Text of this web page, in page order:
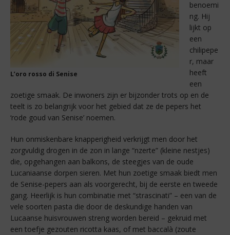
L’oro rosso di Senise
benoemi
ng. Hij
lijkt op
een
chilipepe
r, maar
heeft
een
zoetige smaak. De inwoners zijn er bijzonder trots op en de
teelt is zo belangrijk voor het gebied dat ze de pepers het
‘rode goud van Senise’ noemen.
Hun onmiskenbare knapperigheid verkrijgt men door het
zorgvuldig drogen in de zon in lange “nzerte” (kleine nestjes)
die, opgehangen aan balkons, de steegjes van de oude
Lucaniaanse dorpen sieren. Met hun zoetige smaak biedt men
de Senise-pepers aan als voorgerecht, bij de eerste en tweede
gang. Heerlijk is hun combinatie met “strascinati” – een van de
vele soorten pasta die door de deskundige handen van
Lucaanse huisvrouwen streng worden bereid – gekruid met
een toefje gezouten ricotta kaas, of met baccalà (zoute